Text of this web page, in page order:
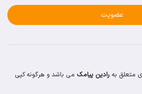
عضویت
متعلق به رادین پیامک می باشد و هرگونه کپی